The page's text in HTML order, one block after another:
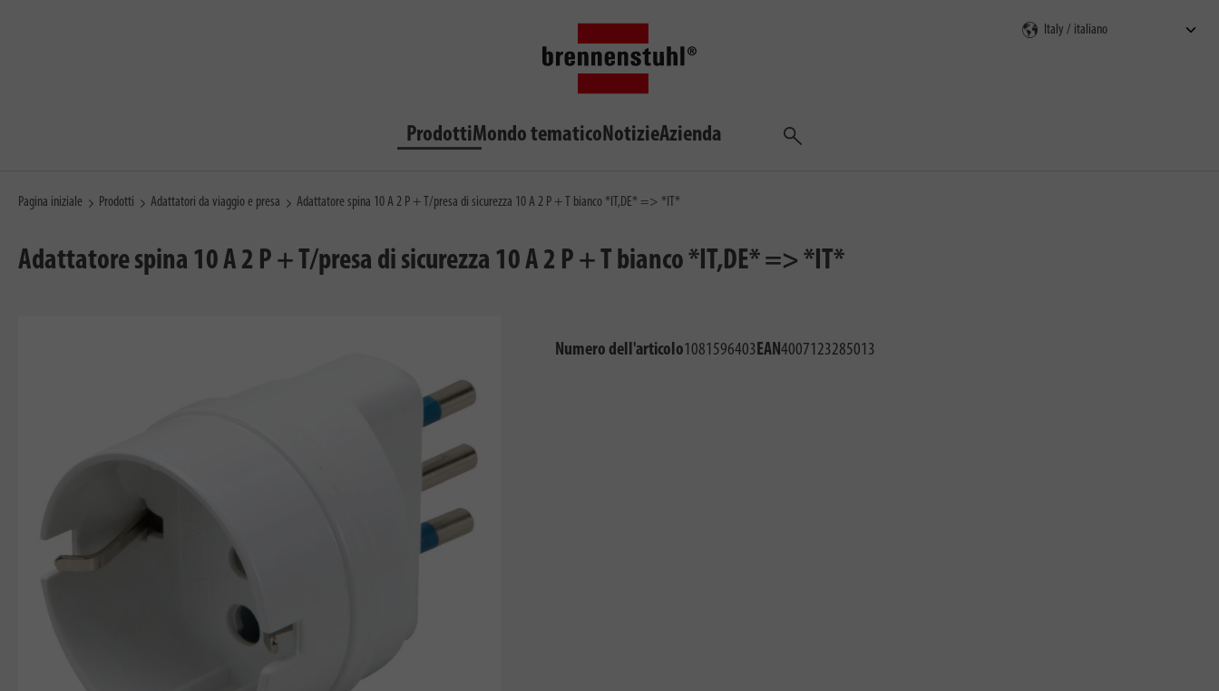
ProdottiMondo tematicoNotizieAzienda
Cerca
Pagina iniziale Prodotti Adattatori da viaggio e presa Adattatore spina 10 A 2 P + T/presa di sicurezza 10 A 2 P + T bianco *IT,DE* => *IT*
Adattatore spina 10 A 2 P + T/presa di sicurezza 10 A 2 P + T bianco *IT,DE* => *IT*
Numero dell'articolo1081596403EAN4007123285013